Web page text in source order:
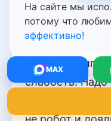
их не
слишком
эффективность
личной
слабость. Надо
ту сторону
На сайте мы
потому что
эффективно!
MAX